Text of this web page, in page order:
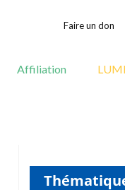
Faire un don
Affiliation